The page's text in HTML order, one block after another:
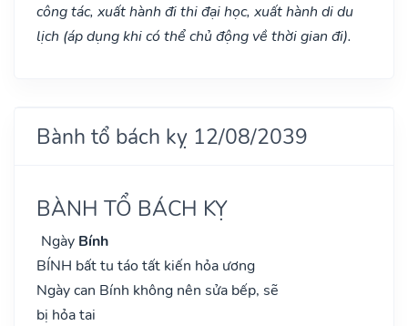
công tác, xuất hành đi thi đại học, xuất hành di du
lịch (áp dụng khi có thể chủ động về thời gian đi).
Bành tổ bách kỵ 12/08/2039
BÀNH TỔ BÁCH KỴ
Ngày Bính
BÍNH bất tu táo tất kiến hỏa ương
Ngày can Bính không nên sửa bếp, sẽ
bị hỏa tai